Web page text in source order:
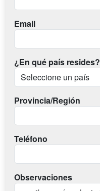
Email
¿En qué país resides?
Provincia/Región
Teléfono
Observaciones